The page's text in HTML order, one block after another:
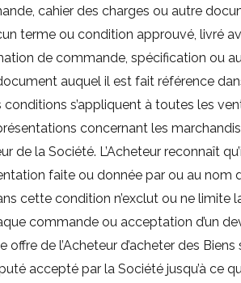
cahier des charges ou autre
terme ou condition approuvé, livré
de commande, spécification ou
auquel il est fait référence
conditions s’appliquent à toutes les
concernant les
de la Société. L’Acheteur reconnaît
faite ou donnée par ou au nom
cette condition n’exclut ou ne
commande ou acceptation d’un
offre de l’Acheteur d’acheter des
accepté par la Société jusqu’à ce